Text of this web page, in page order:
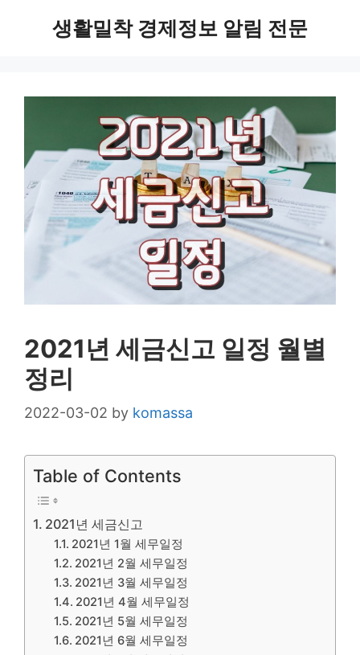
생활밀착 경제정보 알림 전문
2021년 세금신고 일정 월별
정리
2022-03-02 by komassa
Table of Contents
2021년 세금신고
2021년 1월 세무일정
2021년 2월 세무일정
2021년 3월 세무일정
2021년 4월 세무일정
2021년 5월 세무일정
2021년 6월 세무일정